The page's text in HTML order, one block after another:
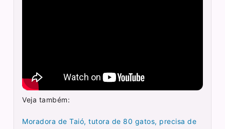
Veja também:
Moradora de Taió, tutora de 80 gatos, precisa de